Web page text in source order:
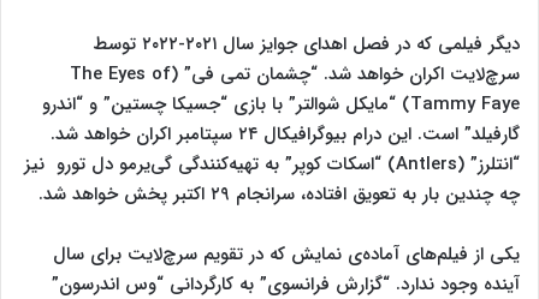
دیگر فیلمی که در فصل اهدای جوایز سال ۲۰۲۱-۲۰۲۲ توسط
سرچ‌لایت اکران خواهد شد. “چشمان تمی فی” (The Eyes of
Tammy Faye) “مایکل شوالتر” با بازی “جسیکا چستین” و “اندرو
گارفیلد” است. این درام بیوگرافیکال ۲۴ سپتامبر اکران خواهد شد.
“انتلرز” (Antlers) “اسکات کوپر” به تهیه‌کنندگی گی‌یرمو دل تورو نیز
چه چندین بار به تعویق افتاده، سرانجام ۲۹ اکتبر پخش خواهد شد.
یکی از فیلم‌های آماده‌ی نمایش که در تقویم سرچ‌لایت برای سال
آینده وجود ندارد. “گزارش فرانسوی” به کارگردانی “وس اندرسون”